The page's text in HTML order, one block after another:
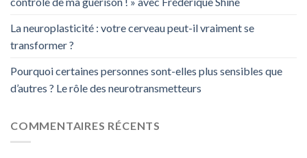
La neuroplasticité : votre cerveau peut-il vraiment se
transformer ?
Pourquoi certaines personnes sont-elles plus sensibles que
d’autres ? Le rôle des neurotransmetteurs
COMMENTAIRES RÉCENTS